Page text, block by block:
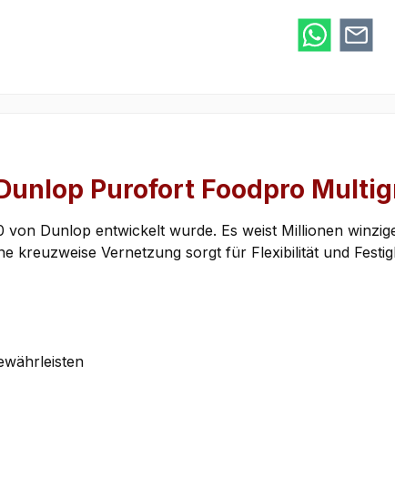
Purofort Foodpro
Dunlop entwickelt wurde. Es weist Millionen
kreuzweise Vernetzung sorgt für Flexibilität und